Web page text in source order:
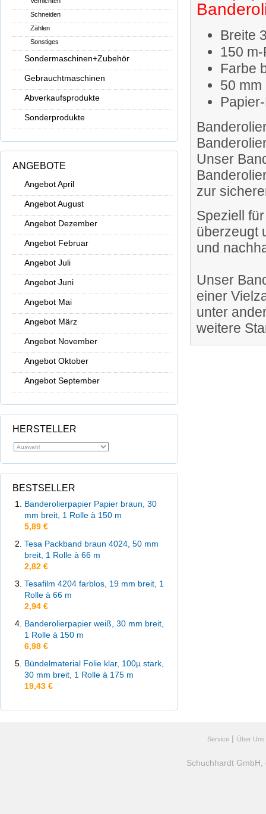
Schneiden
Zählen
Sonstiges
Sondermaschinen+Zubehör
Gebrauchtmaschinen
Abverkaufsprodukte
Sonderprodukte
ANGEBOTE
Angebot April
Angebot August
Angebot Dezember
Angebot Februar
Angebot Juli
Angebot Juni
Angebot Mai
Angebot März
Angebot November
Angebot Oktober
Angebot September
HERSTELLER
BESTSELLER
Banderolierpapier Papier braun, 30
mm breit, 1 Rolle à 150 m
5,89 €
Tesa Packband braun 4024, 50 mm
breit, 1 Rolle à 66 m
2,82 €
Tesafilm 4204 farblos, 19 mm breit, 1
Rolle à 66 m
2,94 €
Banderolierpapier weiß, 30 mm breit,
1 Rolle à 150 m
6,98 €
Bündelmaterial Folie klar, 100µ stark,
30 mm breit, 1 Rolle à 175 m
19,43 €
Breite
150
Farbe
50
Unser
zur
Speziell
überzeugt
und
Unser
einer
unter
weitere
Über Uns
Service |
Schuchhardt